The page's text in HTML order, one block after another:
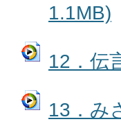
1.1MB)
12．伝
13．み